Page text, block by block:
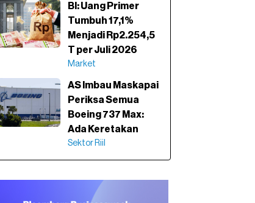
BI: Uang Primer
Tumbuh 17,1%
Menjadi Rp2.254,5
T per Juli 2026
Market
AS Imbau Maskapai
Periksa Semua
Boeing 737 Max:
Ada Keretakan
Sektor Riil